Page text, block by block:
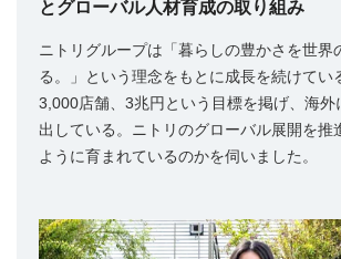
とグローバル人材育成の取り組み
ニトリグループは「暮らしの豊かさを世界
る。」という理念をもとに成長を続けてい
3,000店舗、3兆円という目標を掲げ、海外
出している。ニトリのグローバル展開を推
ように育まれているのかを伺いました。